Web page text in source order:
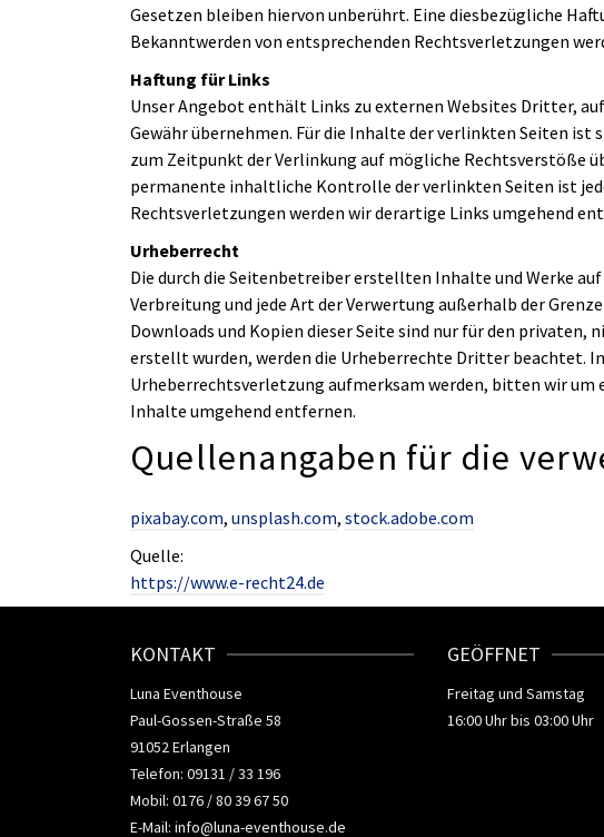
Gesetzen bleiben hiervon unberührt. Eine diesbezügliche
Bekanntwerden von entsprechenden Rechtsverletzungen
Haftung für Links
Unser Angebot enthält Links zu externen Websites Dritter,
Gewähr übernehmen. Für die Inhalte der verlinkten Seiten
zum Zeitpunkt der Verlinkung auf mögliche Rechtsverstöße
permanente inhaltliche Kontrolle der verlinkten Seiten ist
Rechtsverletzungen werden wir derartige Links umgehend
Urheberrecht
Die durch die Seitenbetreiber erstellten Inhalte und Werke
Verbreitung und jede Art der Verwertung außerhalb der
Downloads und Kopien dieser Seite sind nur für den
erstellt wurden, werden die Urheberrechte Dritter beachtet.
Urheberrechtsverletzung aufmerksam werden, bitten wir um
Inhalte umgehend entfernen.
Quellenangaben für die
pixabay.com, unsplash.com, stock.adobe.com
Quelle:
https://www.e-recht24.de
KONTAKT
Luna Eventhouse
Paul-Gossen-Straße 58
91052 Erlangen
Telefon: 09131 / 33 196
Mobil: 0176 / 80 39 67 50
E-Mail: info@luna-eventhouse.de
GEÖFFNET
Freitag und Samstag
16:00 Uhr bis 03:00 Uhr